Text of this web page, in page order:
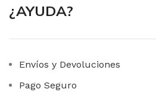
¿AYUDA?
Envíos y Devoluciones
Pago Seguro